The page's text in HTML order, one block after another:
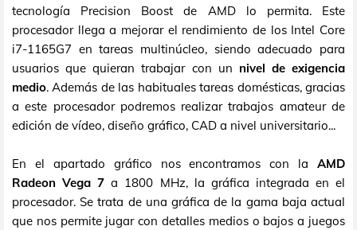
tecnología Precision Boost de AMD lo permita. Este
procesador llega a mejorar el rendimiento de los Intel Core
i7-1165G7 en tareas multinúcleo, siendo adecuado para
usuarios que quieran trabajar con un nivel de exigencia
medio. Además de las habituales tareas domésticas, gracias
a este procesador podremos realizar trabajos amateur de
edición de vídeo, diseño gráfico, CAD a nivel universitario...
En el apartado gráfico nos encontramos con la AMD
Radeon Vega 7 a 1800 MHz, la gráfica integrada en el
procesador. Se trata de una gráfica de la gama baja actual
que nos permite jugar con detalles medios o bajos a juegos